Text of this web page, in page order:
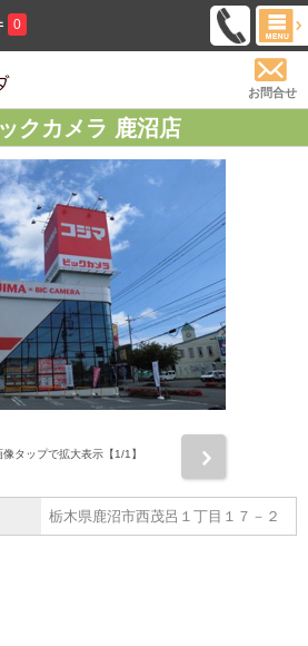
0
お問合せ
クカメラ 鹿沼店
像タップで拡大表示【1/1】
栃木県鹿沼市西茂呂１丁目１７－２